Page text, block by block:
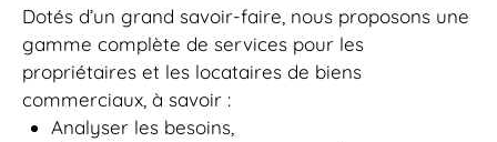
Dotés d’un grand savoir-faire, nous proposons une
gamme complète de services pour les
propriétaires et les locataires de biens
commerciaux, à savoir :
Analyser les besoins,